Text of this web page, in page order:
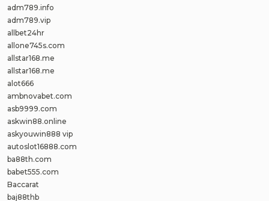
adm789.info
adm789.vip
allbet24hr
allone745s.com
allstar168.me
allstar168.me
alot666
ambnovabet.com
asb9999.com
askwin88.online
askyouwin888 vip
autoslot16888.com
ba88th.com
babet555.com
Baccarat
baj88thb